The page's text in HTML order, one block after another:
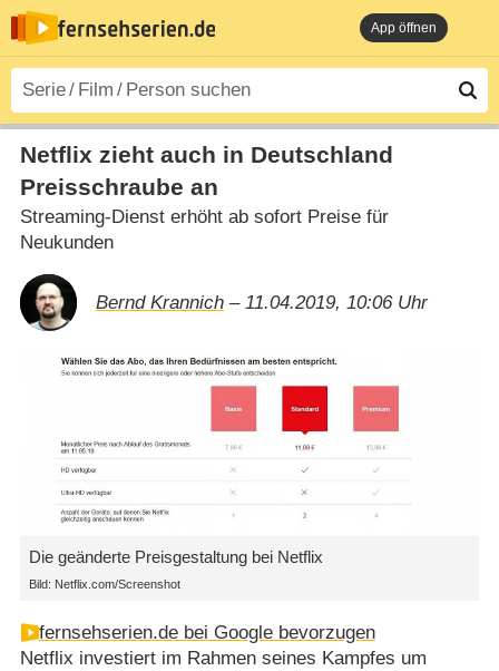
App öffnen
Netflix zieht auch in Deutschland
Preisschraube an
Streaming-Dienst erhöht ab sofort Preise für
Neukunden
Bernd Krannich– 11.04.2019, 10:06 Uhr
Die geänderte Preisgestaltung bei Netflix
Bild: Netflix.com/Screenshot
fernsehserien.de bei Google bevorzugen
Netflix investiert im Rahmen seines Kampfes um